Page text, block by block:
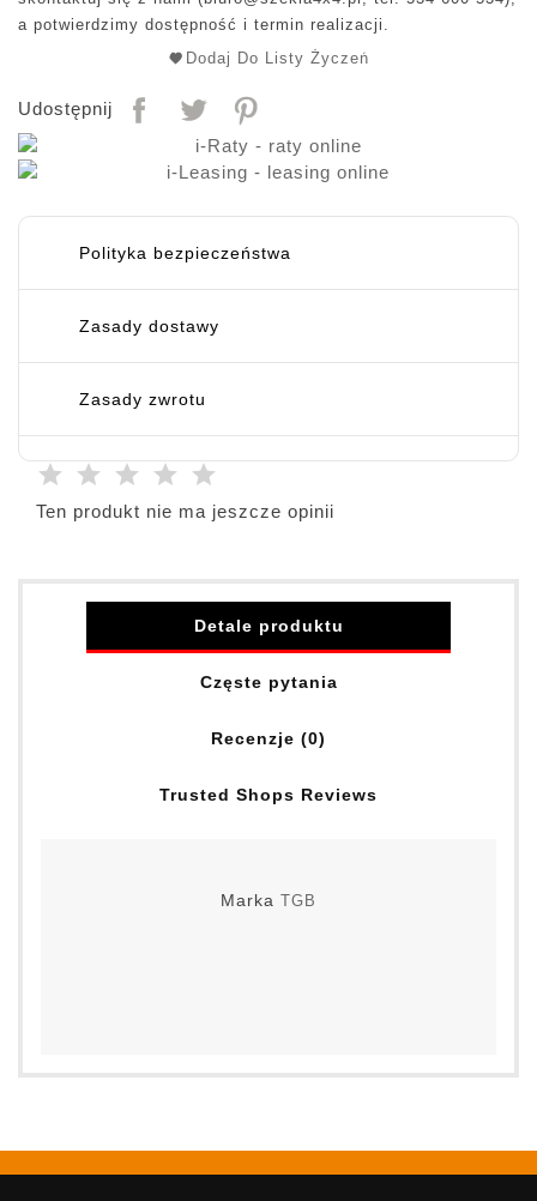
a potwierdzimy dostępność i termin realizacji.
Dodaj Do Listy Życzeń
Udostępnij
Polityka bezpieczeństwa
Zasady dostawy
Zasady zwrotu
Ten produkt nie ma jeszcze opinii
Detale produktu
Częste pytania
Recenzje (0)
Trusted Shops Reviews
Marka TGB